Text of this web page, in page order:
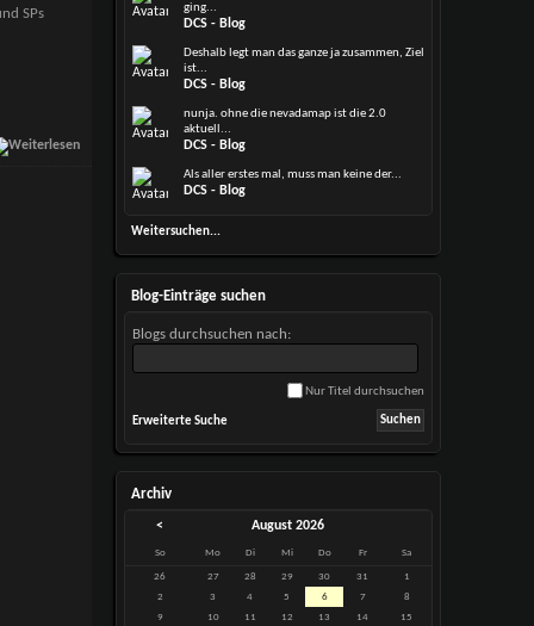
SPs
ging...
DCS - Blog
Deshalb legt man das ganze ja zusammen, Ziel
ist...
DCS - Blog
nunja. ohne die nevadamap ist die 2.0
aktuell...
DCS - Blog
Als aller erstes mal, muss man keine der...
DCS - Blog
Weitersuchen...
Blog-Einträge suchen
Blogs durchsuchen nach:
Nur Titel durchsuchen
Erweiterte Suche
Archiv
< August 2026
So Mo Di Mi Do Fr Sa
26 27 28 29 30 31
1
2
3 4 5 6 7
8
9
10 11 12 13 14
15